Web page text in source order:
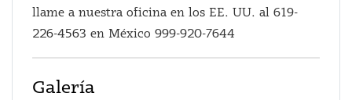
llame a nuestra oficina en los EE. UU. al 619-
226-4563 en México 999-920-7644
Galería